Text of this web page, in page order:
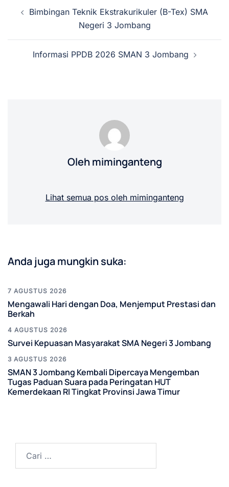
Tulisan
Bimbingan Teknik Ekstrakurikuler (B-Tex) SMA
Negeri 3 Jombang
Informasi PPDB 2026 SMAN 3 Jombang
Oleh miminganteng
Lihat semua pos oleh miminganteng
Anda juga mungkin suka:
7 AGUSTUS 2026
Mengawali Hari dengan Doa, Menjemput Prestasi dan
Berkah
4 AGUSTUS 2026
Survei Kepuasan Masyarakat SMA Negeri 3 Jombang
3 AGUSTUS 2026
SMAN 3 Jombang Kembali Dipercaya Mengemban
Tugas Paduan Suara pada Peringatan HUT
Kemerdekaan RI Tingkat Provinsi Jawa Timur
untuk: